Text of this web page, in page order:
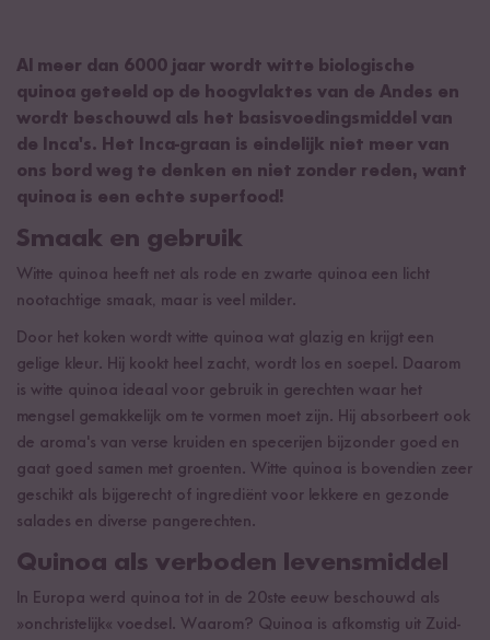
Al meer dan 6000 jaar wordt witte biologische
quinoa geteeld op de hoogvlaktes van de Andes en
wordt beschouwd als het basisvoedingsmiddel van
de Inca's. Het Inca-graan is eindelijk niet meer van
ons bord weg te denken en niet zonder reden, want
quinoa is een echte superfood!
Smaak en gebruik
Witte quinoa heeft net als rode en zwarte quinoa een licht
nootachtige smaak, maar is veel milder.
Door het koken wordt witte quinoa wat glazig en krijgt een
gelige kleur. Hij kookt heel zacht, wordt los en soepel. Daarom
is witte quinoa ideaal voor gebruik in gerechten waar het
mengsel gemakkelijk om te vormen moet zijn. Hij absorbeert ook
de aroma's van verse kruiden en specerijen bijzonder goed en
gaat goed samen met groenten. Witte quinoa is bovendien zeer
geschikt als bijgerecht of ingrediënt voor lekkere en gezonde
salades en diverse pangerechten.
Quinoa als verboden levensmiddel
In Europa werd quinoa tot in de 20ste eeuw beschouwd als
»onchristelijk« voedsel. Waarom? Quinoa is afkomstig uit Zuid-